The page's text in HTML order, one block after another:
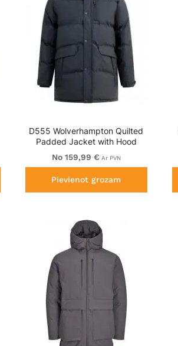
D555 Wolverhampton Quilted
Padded Jacket with Hood
Black
No 159,99 € Ar PVN
Pievienot grozam